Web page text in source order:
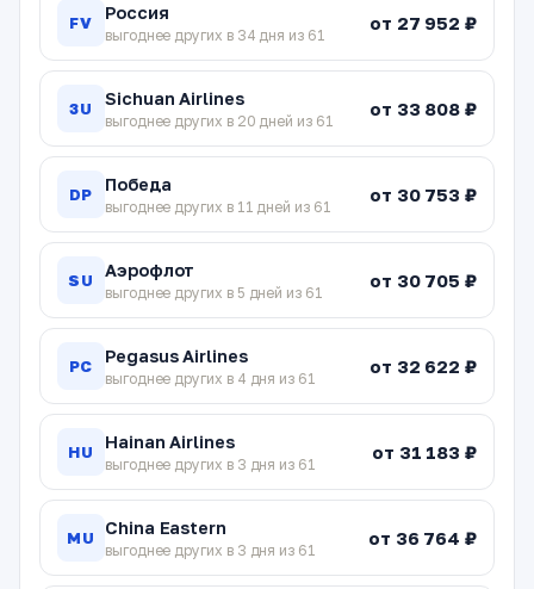
FV Россия
выгоднее других в 34 дня из 61
от 27 952 ₽
3U Sichuan Airlines
выгоднее других в 20 дней из 61
от 33 808 ₽
DP Победа
выгоднее других в 11 дней из 61
от 30 753 ₽
SU Аэрофлот
выгоднее других в 5 дней из 61
от 30 705 ₽
PC Pegasus Airlines
выгоднее других в 4 дня из 61
от 32 622 ₽
HU Hainan Airlines
выгоднее других в 3 дня из 61
от 31 183 ₽
MU China Eastern
выгоднее других в 3 дня из 61
от 36 764 ₽